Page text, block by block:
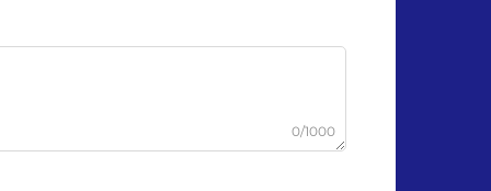
0/1000